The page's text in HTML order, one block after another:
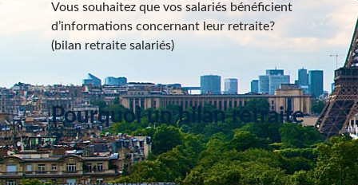
Vous souhaitez que vos salariés bénéficient
d’informations concernant leur retraite?
(bilan retraite salariés)
Pourquoi un bilan retraite
?